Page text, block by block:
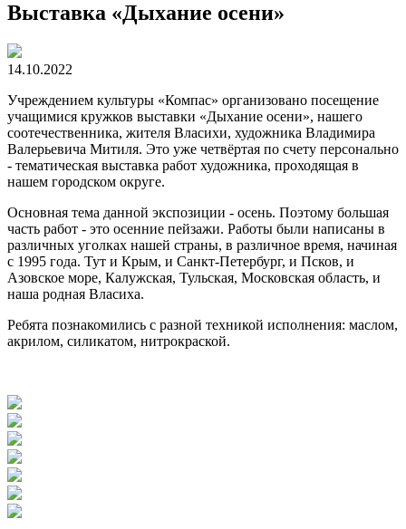
Выставка «Дыхание осени»
14.10.2022
Учреждением культуры «Компас» организовано посещение
учащимися кружков выставки «Дыхание осени», нашего
соотечественника, жителя Власихи, художника Владимира
Валерьевича Митиля. Это уже четвёртая по счету персонально
- тематическая выставка работ художника, проходящая в
нашем городском округе.
Основная тема данной экспозиции - осень. Поэтому большая
часть работ - это осенние пейзажи. Работы были написаны в
различных уголках нашей страны, в различное время, начиная
с 1995 года. Тут и Крым, и Санкт-Петербург, и Псков, и
Азовское море, Калужская, Тульская, Московская область, и
наша родная Власиха.
Ребята познакомились с разной техникой исполнения: маслом,
акрилом, силикатом, нитрокраской.